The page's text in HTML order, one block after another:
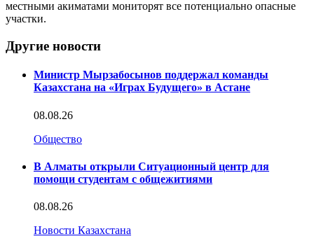
местными акиматами мониторят все потенциально опасные
участки.
Другие новости
Министр Мырзабосынов поддержал команды
Казахстана на «Играх Будущего» в Астане
08.08.26
Общество
В Алматы открыли Ситуационный центр для
помощи студентам с общежитиями
08.08.26
Новости Казахстана